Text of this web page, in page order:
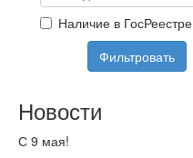
Наличие в ГосРеестре
Фильтровать
Новости
С 9 мая!